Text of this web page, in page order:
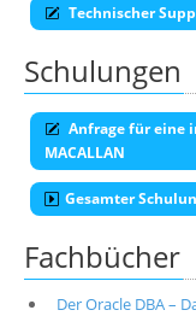
Technischer
Schulungen
Anfrage für eine
MACALLAN
Gesamter
Fachbücher
Der Oracle DBA –